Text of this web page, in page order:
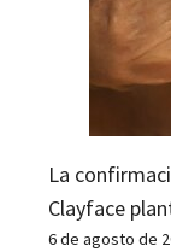
La
Clayface
6 de agosto de